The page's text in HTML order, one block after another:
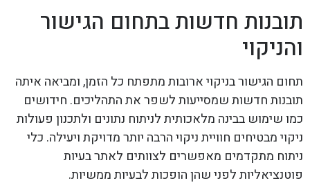
תובנות חדשות בתחום הגישור
והניקוי
תחום הגישור בניקוי ארובות מתפתח כל הזמן, ומביאה איתה
תובנות חדשות שמסייעות לשפר את התהליכים. חידושים
כמו שימוש בבינה מלאכותית לניתוח נתונים ולתכנון פעולות
ניקוי מבטיחים חוויית ניקוי הרבה יותר מדויקת ויעילה. כלי
ניתוח מתקדמים מאפשרים לצוותים לאתר בעיות
פוטנציאליות לפני שהן הופכות לבעיות ממשיות.